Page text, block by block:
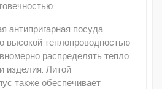
антипригарная посуда
высокой теплопроводностью
распределять тепло
изделия. Литой
также обеспечивает